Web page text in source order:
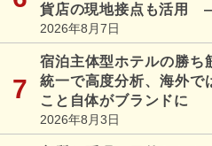
貨店の現地接点も活用
2026年8月7日
宿泊主体型ホテルの勝
統一で高度分析、海外で
こと自体がブランドに
2026年8月3日